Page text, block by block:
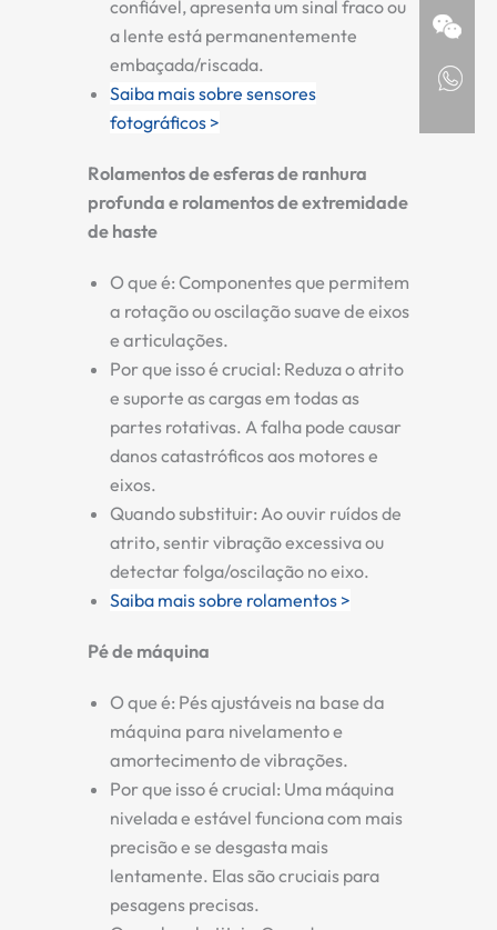
confiável, apresenta um sinal fraco ou
a lente está permanentemente
embaçada/riscada.
Saiba mais sobre sensores
fotográficos >
Rolamentos de esferas de ranhura
profunda e rolamentos de extremidade
de haste
O que é: Componentes que permitem
a rotação ou oscilação suave de eixos
e articulações.
Por que isso é crucial: Reduza o atrito
e suporte as cargas em todas as
partes rotativas. A falha pode causar
danos catastróficos aos motores e
eixos.
Quando substituir: Ao ouvir ruídos de
atrito, sentir vibração excessiva ou
detectar folga/oscilação no eixo.
Saiba mais sobre rolamentos >
Pé de máquina
O que é: Pés ajustáveis na base da
máquina para nivelamento e
amortecimento de vibrações.
Por que isso é crucial: Uma máquina
nivelada e estável funciona com mais
precisão e se desgasta mais
lentamente. Elas são cruciais para
pesagens precisas.